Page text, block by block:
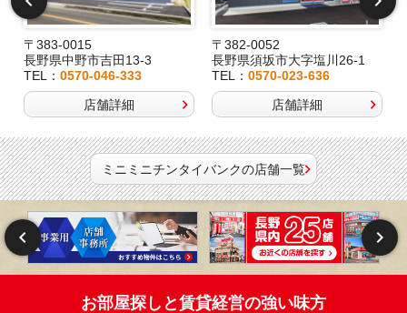
〒383-0015
長野県中野市吉田13-3
TEL： 0570-046-333
店舗詳細
〒382-0052
長野県須坂市大字塩川26-1
TEL：0570-023-636
店舗詳細
ミニミニチンタイバンクの店舗一覧
お部屋探しと賃貸経営の強い味方